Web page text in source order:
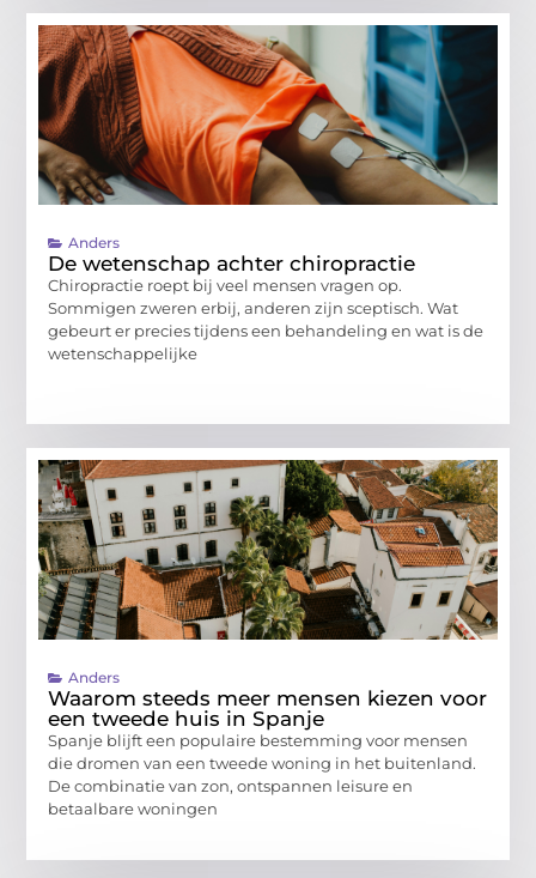
Anders
De wetenschap achter chiropractie
Chiropractie roept bij veel mensen vragen op.
Sommigen zweren erbij, anderen zijn sceptisch. Wat
gebeurt er precies tijdens een behandeling en wat is de
wetenschappelijke
Anders
Waarom steeds meer mensen kiezen voor
een tweede huis in Spanje
Spanje blijft een populaire bestemming voor mensen
die dromen van een tweede woning in het buitenland.
De combinatie van zon, ontspannen leisure en
betaalbare woningen